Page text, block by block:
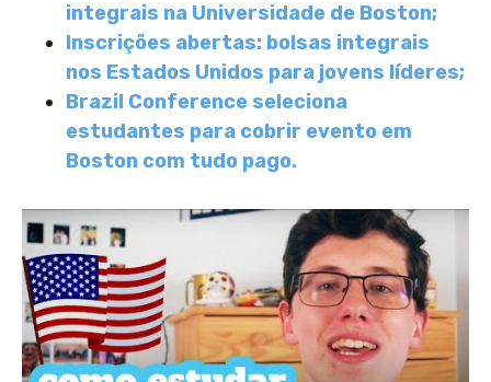
integrais na Universidade de Boston;
Inscrições abertas: bolsas integrais
nos Estados Unidos para jovens líderes;
Brazil Conference seleciona
estudantes para cobrir evento em
Boston com tudo pago.